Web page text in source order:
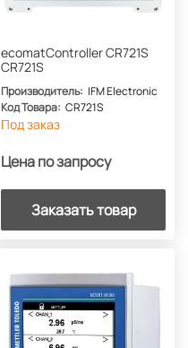
ecomatController CR721S
CR721S
Производитель: IFM Electronic
Код Товара: CR721S
Под заказ
Цена по запросу
Заказать товар